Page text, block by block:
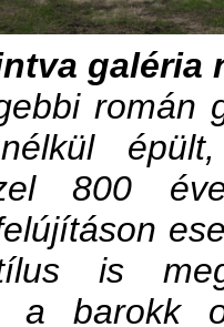
galéria
román
épült,
800
is
a barokk